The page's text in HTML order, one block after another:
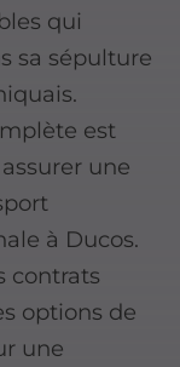
qui
sa sépulture
est
une
à Ducos.
contrats
options de
une